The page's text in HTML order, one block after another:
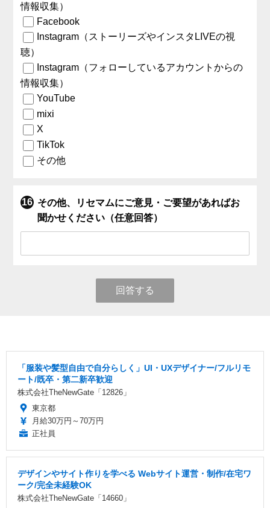
情報収集）
Facebook
Instagram（ストーリーズやインスタLIVEの視
聴）
Instagram（フォローしているアカウントからの
情報収集）
YouTube
mixi
X
TikTok
その他
その他、リセマムにご意見・ご要望があればお
聞かせください（任意回答）
回答する
「服装や髪型自由で自分らしく」UI・UXデザイナー/フルリモ
ート/既卒・第二新卒歓迎
株式会社TheNewGate「12826」
東京都
月給30万円～70万円
正社員
デザインやサイト作りを学べる Webサイト運営・制作/在宅ワ
ーク/完全未経験OK
株式会社TheNewGate「14660」